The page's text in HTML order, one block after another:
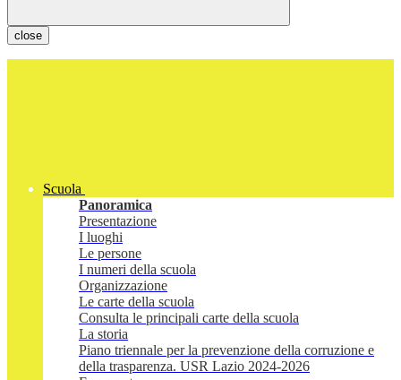
close
Scuola
Panoramica
Presentazione
I luoghi
Le persone
I numeri della scuola
Organizzazione
Le carte della scuola
Consulta le principali carte della scuola
La storia
Piano triennale per la prevenzione della corruzione e
della trasparenza. USR Lazio 2024-2026